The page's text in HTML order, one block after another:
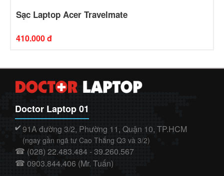
Sạc Laptop Acer Travelmate
410.000 đ
Doctor Laptop 01
✔️ 91A đường 3/2, Phường 11, Quận 10, TP.HCM
(ngay gần ngã tư Cao Thắng Q3 và 3/2)
☎ (028) 22.483.484 - 39.260.567
☎ 0903.844.406 (Mr. Tuấn)